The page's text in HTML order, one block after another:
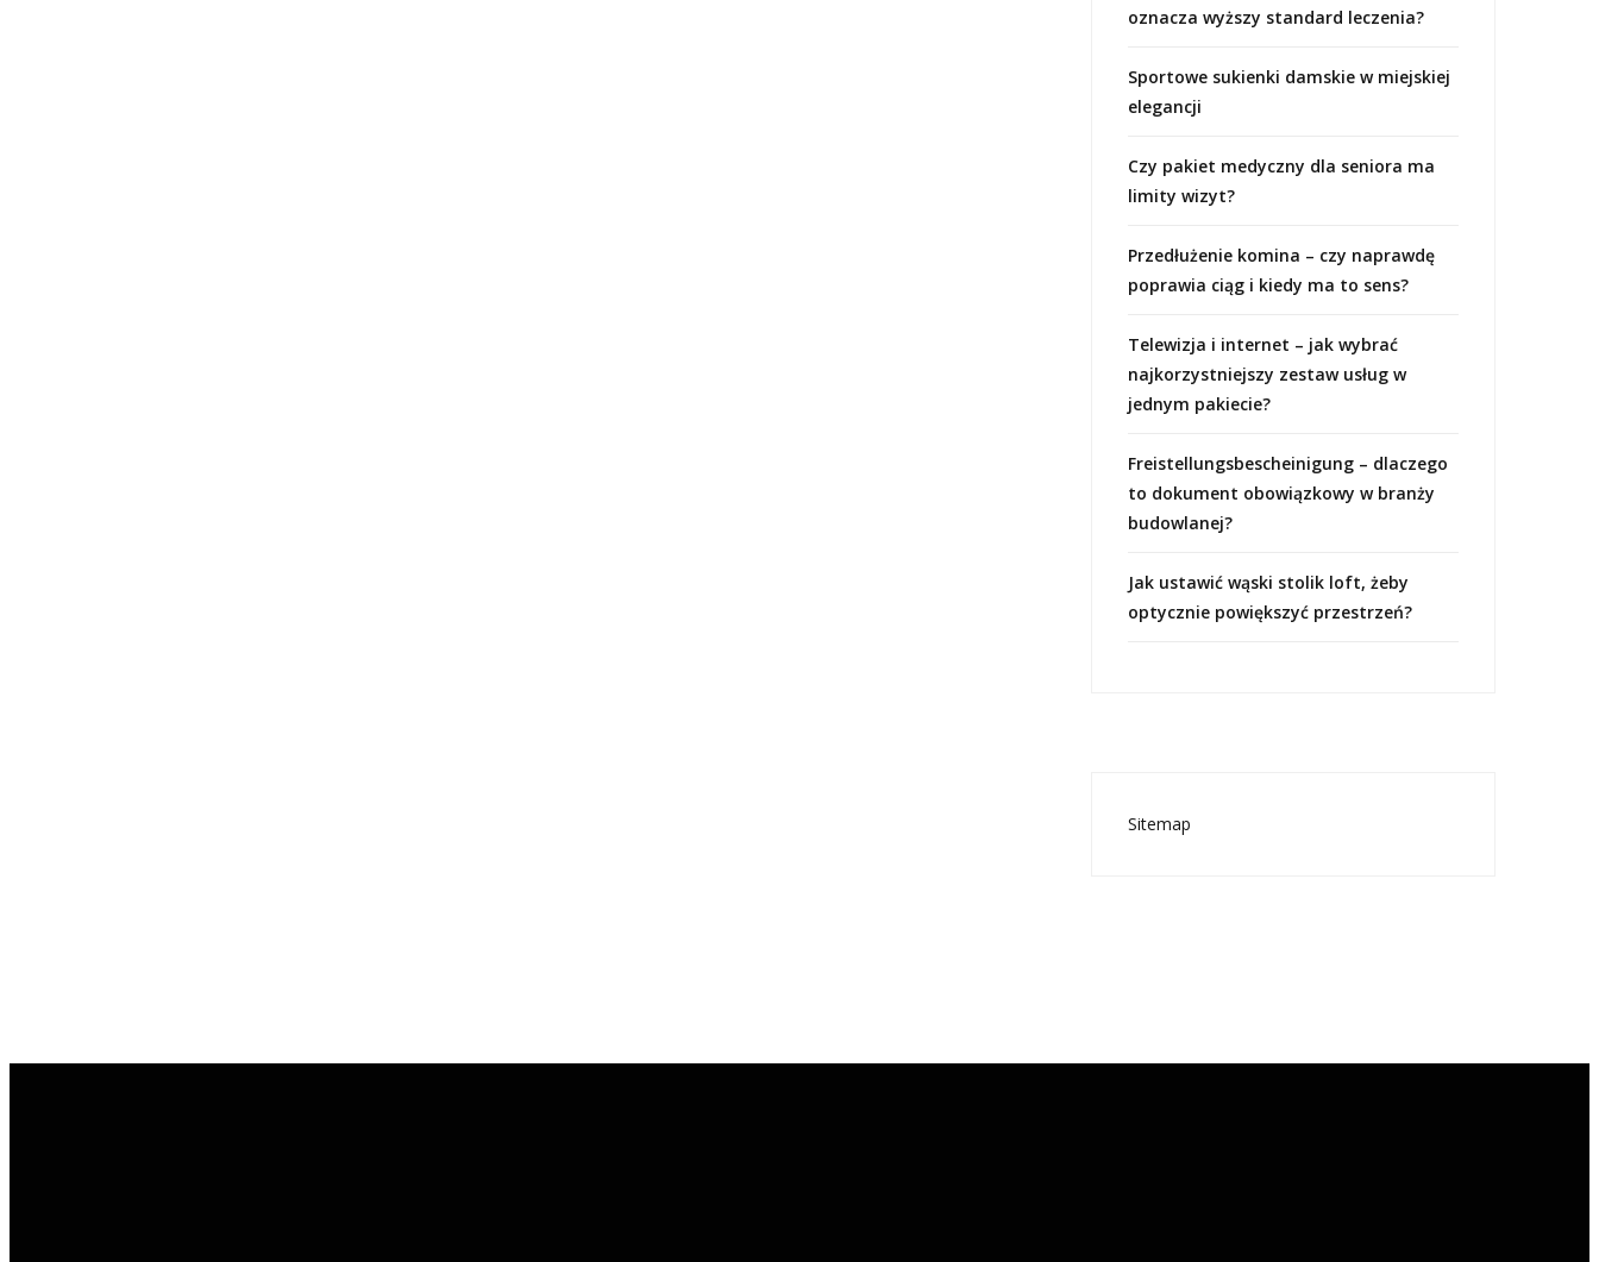
oznacza wyższy standard leczenia?
Sportowe sukienki damskie w miejskiej
elegancji
Czy pakiet medyczny dla seniora ma
limity wizyt?
Przedłużenie komina – czy naprawdę
poprawia ciąg i kiedy ma to sens?
Telewizja i internet – jak wybrać
najkorzystniejszy zestaw usług w
jednym pakiecie?
Freistellungsbescheinigung – dlaczego
to dokument obowiązkowy w branży
budowlanej?
Jak ustawić wąski stolik loft, żeby
optycznie powiększyć przestrzeń?
Sitemap